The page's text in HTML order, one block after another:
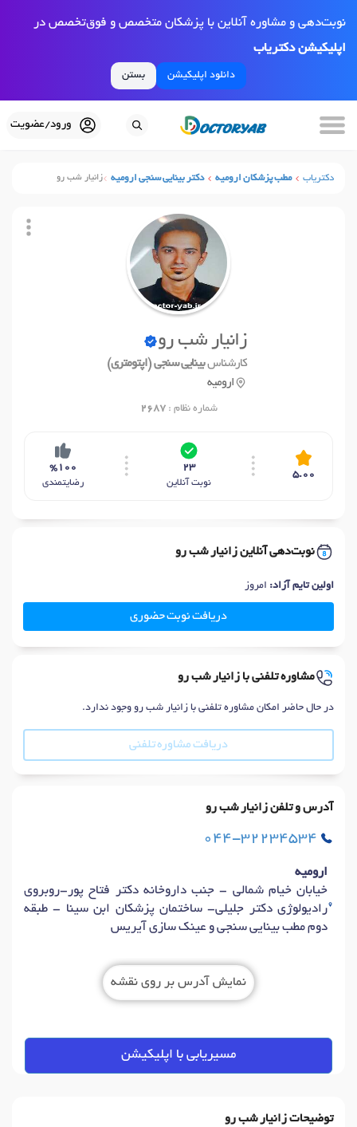
نوبت‌دهی و مشاوره آنلاین با پزشکان متخصص و فوق‌تخصص در
اپلیکیشن دکتریاب
دانلود اپلیکیشن بستن
ورود/عضویت
دکتریاب مطب پزشکان ارومیه دکتر بینایی سنجی ارومیه زانیار شب رو
زانیار شب رو
کارشناسبینایی سنجی (اپتومتری)
ارومیه
شماره نظام :2687
5.00
23
نوبت آنلاین
%100
رضایتمندی
نوبت‌دهی آنلاین زانیار شب رو
اولین تایم آزاد: امروز
دریافت نوبت حضوری
مشاوره تلفنی با زانیار شب رو
در حال حاضر امکان مشاوره تلفنی با زانیار شب رو وجود ندارد.
دریافت مشاوره تلفنی
آدرس و تلفن زانیار شب رو
044-32234534
ارومیه
خیابان خیام شمالی - جنب داروخانه دکتر فتاح پور-روبروی
رادیولوژی دکتر جلیلی- ساختمان پزشکان ابن سینا - طبقه
دوم مطب بینایی سنجی و عینک سازی آیریس
نمایش آدرس بر روی نقشه
مسیریابی با اپلیکیشن
توضیحات زانیار شب رو